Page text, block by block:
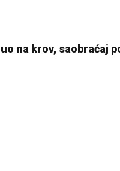
na krov, saobraćaj